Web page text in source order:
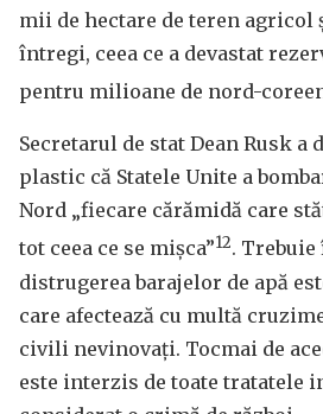
mii de hectare de teren agricol
întregi, ceea ce a devastat
pentru milioane de nord-
Secretarul de stat Dean Rusk a
plastic că Statele Unite a
Nord „fiecare cărămidă care
tot ceea ce se mișca”12.
distrugerea barajelor de apă
care afectează cu multă
civili nevinovați. Tocmai de
este interzis de toate tratatele